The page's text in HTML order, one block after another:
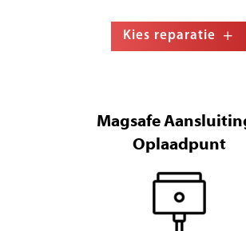
Kies reparatie
Magsafe
Oplaadpunt